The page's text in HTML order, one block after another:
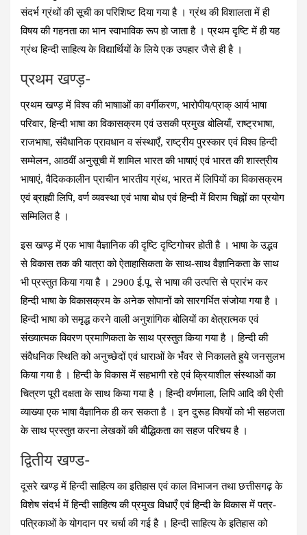
संदर्भ ग्रंथों की सूची का परिशिष्‍ट दिया गया है । ग्रंथ की विशालता में ही
विषय की गहनता का भान स्वाभाविक रूप हो जाता है । प्रथम दृष्टि में ही यह
ग्रंथ हिन्दी साहित्य के विद्यार्थियों के लिये एक उपहार जैसे ही है ।
प्रथम खण्ड़-
प्रथम खण्ड़ में विश्व की भाषााओं का वर्गीकरण, भारोपीय/प्राक् आर्य भाषा
परिवार, हिन्दी भाषा का विकासक्रम एवं उसकी प्रमुख बोलियाँ, राष्‍ट्रभाषा,
राजभाषा, संवैधानिक प्रावधान व संस्थाएँ, राष्‍ट्रीय पुरस्कार एवं विश्‍व हिन्दी
सम्मेलन, आठवीं अनुसूची में शामिल भारत की भाषाएं एवं भारत की शास्त्रीय
भाषाएं, वैदिककालीन प्राचीन भारतीय ग्रंथ, भारत में लिपियों का विकासक्रम
एवं ब्राह्मी लिपि, वर्ण व्यवस्था एवं भाषा बोध एवं हिन्दी में विराम चिह्नों का प्रयोग
सम्मिलित है ।
इस खण्ड़ में एक भाषा वैज्ञानिक की दृष्टि दृष्टिगोचर होती है । भाषा के उद्भव
से विकास तक की यात्रा को ऐताहासिकता के साथ-साथ वैज्ञानिकता के साथ
भी प्रस्तुत किया गया है । 2900 ई.पू. से भाषा की उत्पत्ति से प्रारंभ कर
हिन्दी भाषा के विकासक्रम के अनेक सोपानों को सारगर्भित संजोया गया है ।
हिन्दी भाषा को समृद्ध करने वाली अनुशांगिक बोलियों का क्षेत्रात्मक एवं
संख्यात्मक विवरण प्रमाणिकता के साथ प्रस्तुत किया गया है । हिन्दी की
संवैधनिक स्थिति को अनुच्छेदों एवं धाराओं के भँवर से निकालते हुये जनसुलभ
किया गया है । हिन्दी के विकास में सहभागी रहे एवं क्रियाशील संस्थाओं का
चित्रण पूरी दक्षता के साथ किया गया है । हिन्दी वर्णमाला, लिपि आदि की ऐसी
व्याख्या एक भाषा वैज्ञानिक ही कर सकता है । इन दुरूह विषयों को भी सहजता
के साथ प्रस्तुत करना लेखकों की बौद्धिकता का सहज परिचय है ।
द्वितीय खण्‍ड-
दूसरे खण्ड़ में हिन्दी साहित्य का इतिहास एवं काल विभाजन तथा छत्तीसगढ़ के
विशेष संदर्भ में हिन्दी साहित्य की प्रमुख विधाएँ एवं हिन्दी के विकास में पत्र-
पत्रिकाओं के योगदान पर चर्चा की गई है । हिन्दी साहित्य के इतिहास को